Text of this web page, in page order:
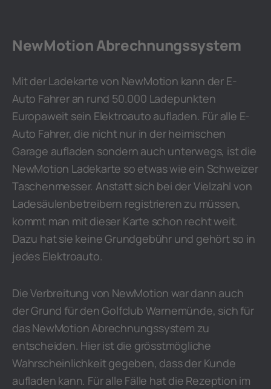
NewMotion Abrechnungssystem
Mit der Ladekarte von NewMotion kann der E-
Auto Fahrer an rund 50.000 Ladepunkten
Europaweit sein Elektroauto aufladen. Für alle E-
Auto Fahrer, die nicht nur in der heimischen
Garage aufladen sondern auch unterwegs, ist die
NewMotion Ladekarte so etwas wie ein Schweizer
Taschenmesser. Anstatt sich bei der Vielzahl von
Ladesäulenbetreibern registrieren zu müssen,
kommt man mit dieser Karte schon recht weit.
Dazu hat sie keine Grundgebühr und gehört so in
jedes Elektroauto.
Die Verbreitung von NewMotion war dann auch
der Grund für den Golfclub Warnemünde, sich für
das NewMotion Abrechnungssystem zu
entscheiden. Hier ist die grösstmögliche
Wahrscheinlichkeit gegeben, dass der Kunde
aufladen kann. Für alle Fälle hat die Rezeption im